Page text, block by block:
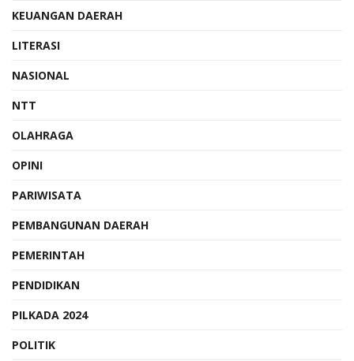
KEUANGAN DAERAH
LITERASI
NASIONAL
NTT
OLAHRAGA
OPINI
PARIWISATA
PEMBANGUNAN DAERAH
PEMERINTAH
PENDIDIKAN
PILKADA 2024
POLITIK